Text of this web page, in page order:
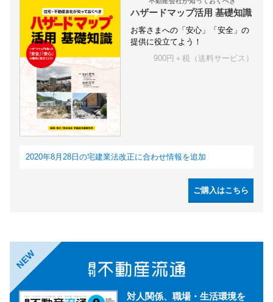
ハザードマップ活用 基礎知識
お客さまへの「安心」「安全」の
提供に役立てよう！
900円＋税（送料サービス）
2020年8月28日の宅建業法改正に合わせ情報を追加
ご購入はこちら
NEW
対人関係、職場・生活環境を